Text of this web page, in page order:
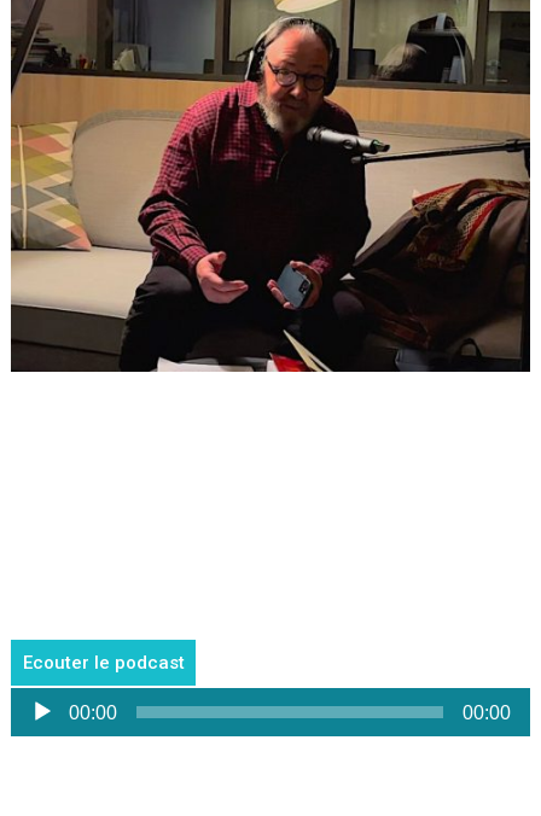
Ecouter le podcast
Lecteur
00:00 00:00